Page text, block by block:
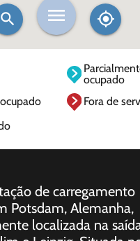
ocupado
Fora de
de carregamento
Potsdam, Alemanha,
localizada na